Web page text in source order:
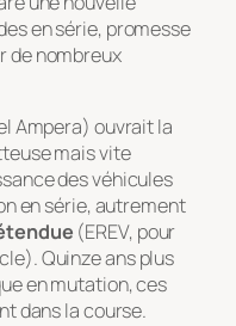
en série, promesse
de nombreux
Ampera) ouvrait la
mais vite
des véhicules
en série, autrement
(EREV, pour
). Quinze ans plus
en mutation, ces
dans la course.